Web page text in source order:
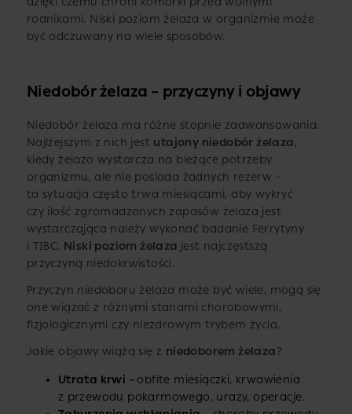
rodnikami. Niski poziom żelaza w organizmie może
być odczuwany na wiele sposobów.
Niedobór żelaza – przyczyny i objawy
Niedobór żelaza ma różne stopnie zaawansowania.
Najlżejszym z nich jest utajony niedobór żelaza,
kiedy żelazo wystarcza na bieżące potrzeby
organizmu, ale nie posiada żadnych rezerw –
ta sytuacja często trwa miesiącami, aby wykryć
czy ilość zgromadzonych zapasów żelaza jest
wystarczająca należy wykonać badanie Ferrytyny
i TIBC. Niski poziom żelaza jest najczęstszą
przyczyną niedokrwistości.
Przyczyn niedoboru żelaza może być wiele, mogą się
one wiązać z różnymi stanami chorobowymi,
fizjologicznymi czy niezdrowym trybem życia.
Jakie objawy wiążą się z niedoborem żelaza?
Utrata krwi – obfite miesiączki, krwawienia
z przewodu pokarmowego, urazy, operacje.